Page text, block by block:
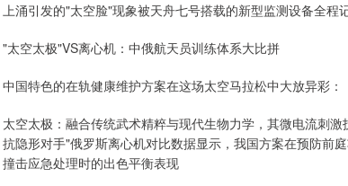
上涌引发的"太空脸"现象被天舟七号搭载的新型监测设备全程
"太空太极"VS离心机：中俄航天员训练体系大比拼
中国特色的在轨健康维护方案在这场太空马拉松中大放异彩：
太空太极：融合传统武术精粹与现代生物力学，其微电流刺
抗隐形对手"俄罗斯离心机对比数据显示，我国方案在预防前
撞击应急处理时的出色平衡表现